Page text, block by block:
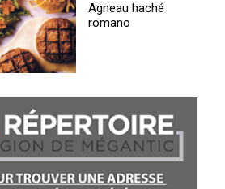
Agneau haché
romano